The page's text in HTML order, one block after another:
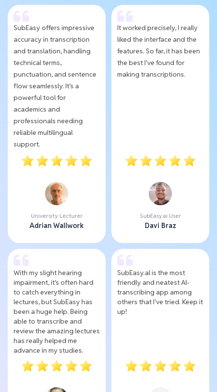
SubEasy offers impressive
accuracy in transcription
and translation, handling
technical terms,
punctuation, and sentence
flow seamlessly. It's a
powerful tool for
academics and
professionals needing
reliable multilingual
support.
University Lecturer
Adrian Wallwork
It worked precisely, I really
liked the interface and the
features. So far, it has been
the best I've found for
making transcriptions.
SubEasy.ai User
Davi Braz
With my slight hearing
impairment, it's often hard
to catch everything in
lectures, but SubEasy has
been a huge help. Being
able to transcribe and
review the amazing lectures
has really helped me
advance in my studies.
SubEasy.al is the most
friendly and neatest AI-
transcribing app among
others that I've tried. Keep it
up!